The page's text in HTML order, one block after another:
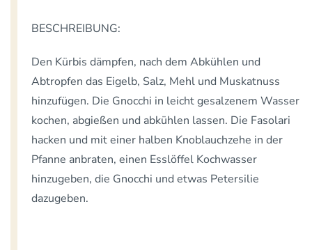
BESCHREIBUNG:
Den Kürbis dämpfen, nach dem Abkühlen und
Abtropfen das Eigelb, Salz, Mehl und Muskatnuss
hinzufügen. Die Gnocchi in leicht gesalzenem Wasser
kochen, abgießen und abkühlen lassen. Die Fasolari
hacken und mit einer halben Knoblauchzehe in der
Pfanne anbraten, einen Esslöffel Kochwasser
hinzugeben, die Gnocchi und etwas Petersilie
dazugeben.